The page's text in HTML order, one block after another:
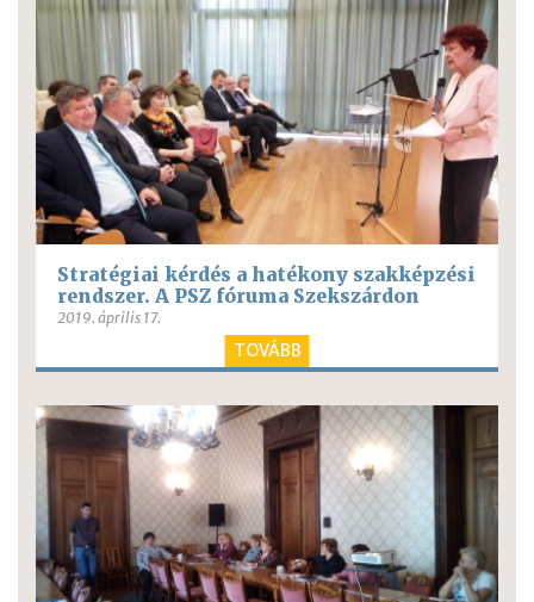
Stratégiai kérdés a hatékony szakképzési
rendszer. A PSZ fóruma Szekszárdon
2019. április 17.
TOVÁBB